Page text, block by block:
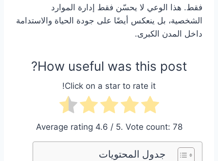
فقط. هذا الوعي لا يحسّن فقط إدارة الموارد
الشخصية، بل ينعكس أيضًا على جودة الحياة والاستدامة
داخل المدن الكبرى.
How useful was this post?
Click on a star to rate it!
Average rating 4.6 / 5. Vote count: 78
جدول المحتويات